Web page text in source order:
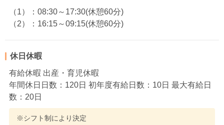
（1）：08:30～17:30(休憩60分)
（2）：16:15～09:15(休憩60分)
休日休暇
有給休暇 出産・育児休暇
年間休日日数：120日 初年度有給日数：10日 最大有給日
数：20日
※シフト制により決定